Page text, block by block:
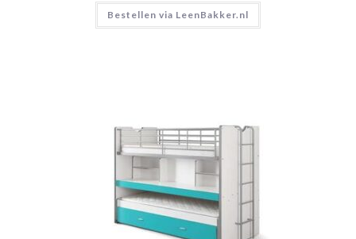
Bestellen via LeenBakker.nl